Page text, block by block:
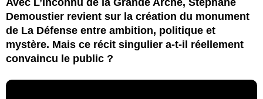
Demoustier revient sur la création du monument
de La Défense entre ambition, politique et
mystère. Mais ce récit singulier a-t-il réellement
convaincu le public ?